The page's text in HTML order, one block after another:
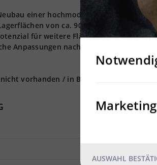
einer hochmodernen Lager- und
von ca. 90.000 m² realisierbar
für weitere Flächen ist vorhanden
Anpassungen nach Absprache möglich
vorhanden / in Bearbeitung
AUSWAHL